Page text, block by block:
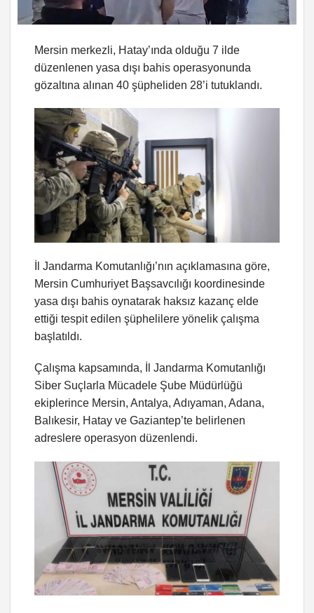
Mersin merkezli, Hatay’ında olduğu 7 ilde
düzenlenen yasa dışı bahis operasyonunda
gözaltına alınan 40 şüpheliden 28’i tutuklandı.
İl Jandarma Komutanlığı’nın açıklamasına göre,
Mersin Cumhuriyet Başsavcılığı koordinesinde
yasa dışı bahis oynatarak haksız kazanç elde
ettiği tespit edilen şüphelilere yönelik çalışma
başlatıldı.
Çalışma kapsamında, İl Jandarma Komutanlığı
Siber Suçlarla Mücadele Şube Müdürlüğü
ekiplerince Mersin, Antalya, Adıyaman, Adana,
Balıkesir, Hatay ve Gaziantep’te belirlenen
adreslere operasyon düzenlendi.